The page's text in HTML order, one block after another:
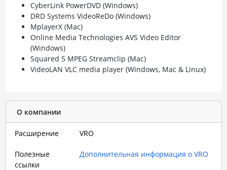
CyberLink PowerDVD (Windows)
DRD Systems VideoReDo (Windows)
MplayerX (Mac)
Online Media Technologies AVS Video Editor
(Windows)
Squared 5 MPEG Streamclip (Mac)
VideoLAN VLC media player (Windows, Mac & Linux)
О компании
Расширение VRO
Полезные
ссылки
Дополнительная информация о VRO